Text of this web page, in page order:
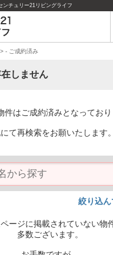
ンチュリー21リビングライフ
>- ご成約済み
しません
件はご成約済みとなっており
て再検索をお願いたします。
絞り込
ージに掲載されていない物
多数ございます。